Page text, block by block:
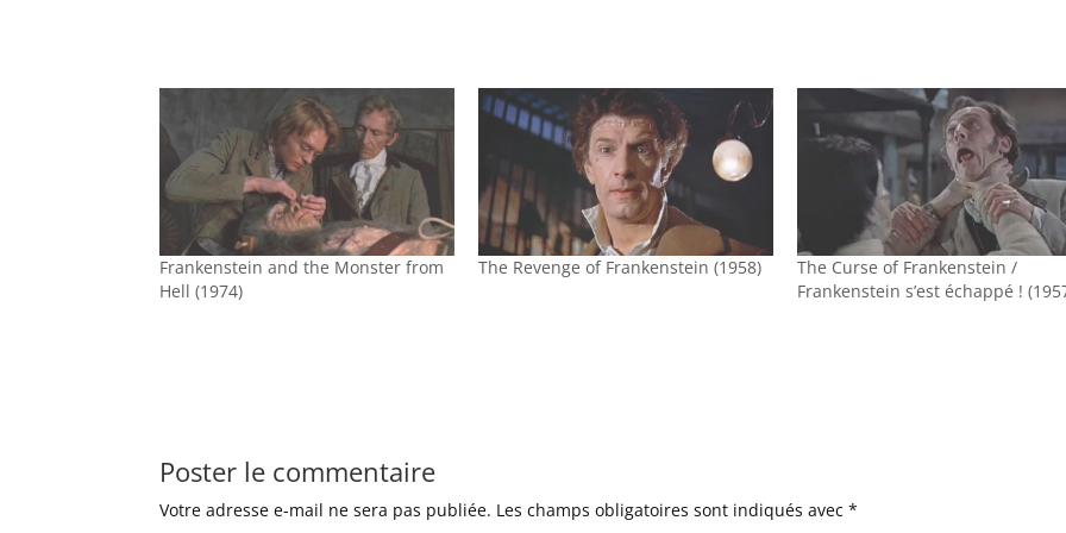
Frankenstein and the Monster from
Hell (1974)
The Revenge of Frankenstein (1958)
The Curse of Frankenstein /
Frankenstein s’est échappé !
Poster le commentaire
Votre adresse e-mail ne sera pas publiée. Les champs obligatoires sont indiqués avec*